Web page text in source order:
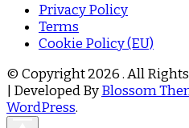
Privacy Policy
Terms
Cookie Policy (EU)
© Copyright 2026. All
| Developed ByBlossom
WordPress.